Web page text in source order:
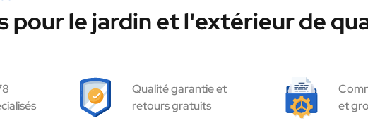
pour le jardin et l'extérieur de
Qualité garantie et
retours gratuits
et